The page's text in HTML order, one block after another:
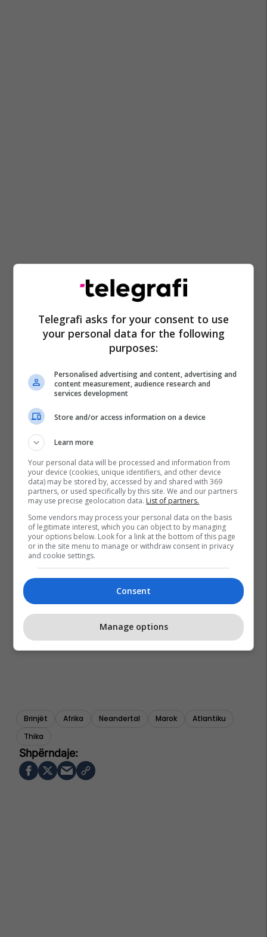
Brinjët Afrika Neandertal Marok
Atlantiku
Thika
Telegrafi asks for your consent to use
your personal data for the following
purposes:
Personalised advertising and content, advertising and
content measurement, audience research and
services development
Store and/or access information on a device
Learn more
Your personal data will be processed and information from
your device (cookies, unique identifiers, and other device
data) may be stored by, accessed by and shared with 369
partners, or used specifically by this site. We and our partners
may use precise geolocation data. List of partners.
Some vendors may process your personal data on the basis
of legitimate interest, which you can object to by managing
your options below. Look for a link at the bottom of this page
or in the site menu to manage or withdraw consent in privacy
and cookie settings.
Consent
Manage options